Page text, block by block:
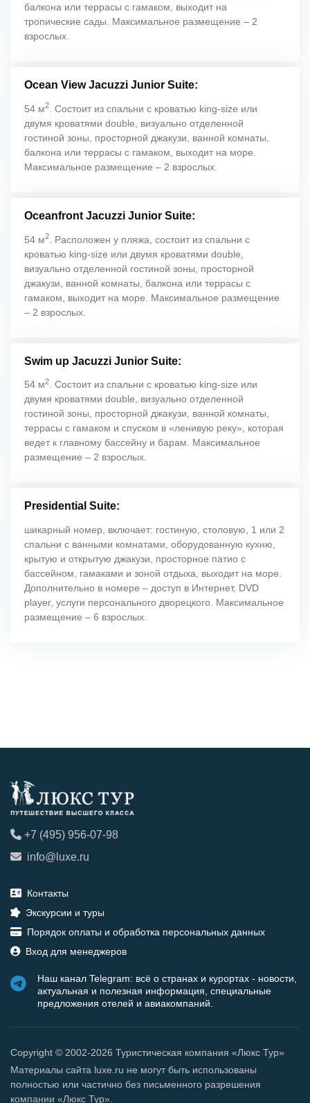
балкона или террасы с гамаком, выходит на
тропические сады. Максимальное размещение – 2
взрослых.
Ocean View Jacuzzi Junior Suite:
54 м2
. Состоит из спальни с кроватью king-size или
двумя кроватями double, визуально отделенной
гостиной зоны, просторной джакузи, ванной комнаты,
балкона или террасы с гамаком, выходит на море.
Максимальное размещение – 2 взрослых.
Oceanfront Jacuzzi Junior Suite:
54 м2
. Расположен у пляжа, состоит из спальни с
кроватью king-size или двумя кроватями double,
визуально отделенной гостиной зоны, просторной
джакузи, ванной комнаты, балкона или террасы с
гамаком, выходит на море. Максимальное размещение
– 2 взрослых.
Swim up Jacuzzi Junior Suite:
54 м2. Состоит из спальни с кроватью king-size или
двумя кроватями double, визуально отделенной
гостиной зоны, просторной джакузи, ванной комнаты,
террасы с гамаком и спуском в «ленивую реку», которая
ведет к главному бассейну и барам. Максимальное
размещение – 2 взрослых.
Presidential Suite:
шикарный номер, включает: гостиную, столовую, 1 или 2
спальни с ванными комнатами, оборудованную кухню,
крытую и открытую джакузи, просторное патио с
бассейном, гамаками и зоной отдыха, выходит на море.
Дополнительно в номере – доступ в Интернет, DVD
player, услуги персонального дворецкого. Максимальное
размещение – 6 взрослых.
+7 (495) 956-07-98
info@luxe.ru
Контакты
Экскурсии и туры
Порядок оплаты и обработка персональных данных
Вход для менеджеров
Наш канал Telegram: всё о странах и курортах - новости,
актуальная и полезная информация, специальные
предложения отелей и авиакомпаний.
Copyright © 2002-2026 Туристическая компания «Люкс Тур»
Материалы сайта luxe.ru не могут быть использованы
полностью или частично без письменного разрешения
компании «Люкс Тур».